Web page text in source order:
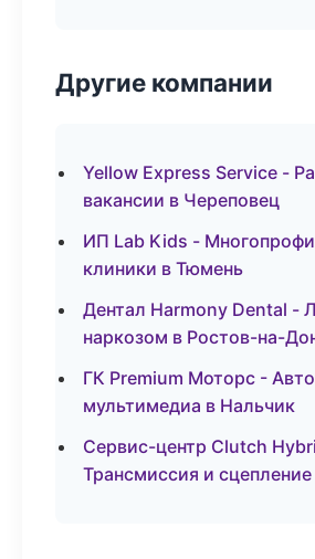
Другие компании
Yellow Express Service -
вакансии в Череповец
ИП Lab Kids -
клиники в Тюмень
Дентал Harmony Dental -
наркозом в Ростов-на-
ГК Premium Моторс -
мультимедиа в Нальчик
Сервис-центр Clutch
Трансмиссия и